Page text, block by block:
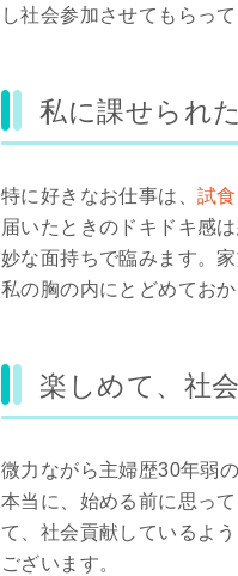
し社会参加させてもらっ
私に課せられ
特に好きなお仕事は、 試
届いたときのドキドキ感
妙な面持ちで臨みます。
私の胸の内にとどめてお
楽しめて、社
微力ながら主婦歴30年弱
本当に、始める前に思っ
て、社会貢献しているよ
ございます。